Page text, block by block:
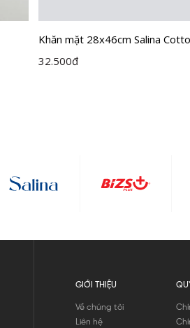
Khăn mặt 28x46cm Salina
32.500đ
GIỚI THIỆU
Về chúng tôi
Liên hệ